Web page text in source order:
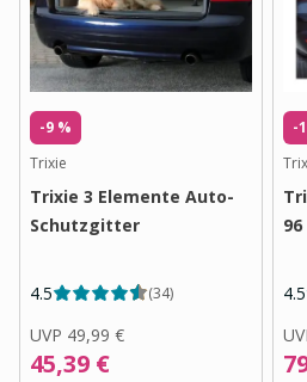
-9 %
Trixie
Trixie 3 Elemente Auto-
Schutzgitter
4.5 (34)
UVP 49,99 €
45,39 €
-
4.5